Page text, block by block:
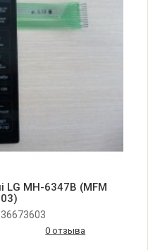
LG MH-6347B (MFM
0 отзыва